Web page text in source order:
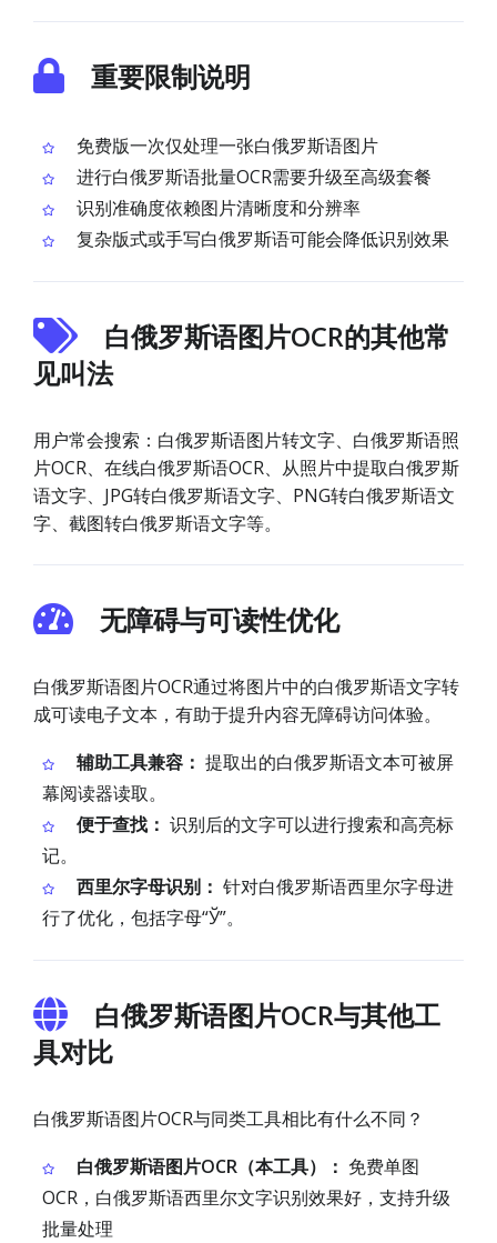
重要限制说明
免费版一次仅处理一张白俄罗斯语图片
进行白俄罗斯语批量OCR需要升级至高级套餐
识别准确度依赖图片清晰度和分辨率
复杂版式或手写白俄罗斯语可能会降低识别效果
白俄罗斯语图片OCR的其他常
见叫法
用户常会搜索：白俄罗斯语图片转文字、白俄罗斯语照
片OCR、在线白俄罗斯语OCR、从照片中提取白俄罗斯
语文字、JPG转白俄罗斯语文字、PNG转白俄罗斯语文
字、截图转白俄罗斯语文字等。
无障碍与可读性优化
白俄罗斯语图片OCR通过将图片中的白俄罗斯语文字转
成可读电子文本，有助于提升内容无障碍访问体验。
辅助工具兼容： 提取出的白俄罗斯语文本可被屏
幕阅读器读取。
便于查找： 识别后的文字可以进行搜索和高亮标
记。
西里尔字母识别： 针对白俄罗斯语西里尔字母进
行了优化，包括字母“Ў”。
白俄罗斯语图片OCR与其他工
具对比
白俄罗斯语图片OCR与同类工具相比有什么不同？
白俄罗斯语图片OCR（本工具）： 免费单图
OCR，白俄罗斯语西里尔文字识别效果好，支持升级
批量处理